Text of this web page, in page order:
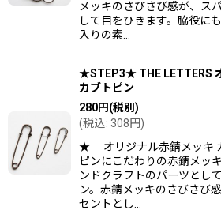
メッキのさびさび感が、ス
して目をひきます。脇役に
入りの素…
★STEP3★ THE LETTERS
カブトピン
280円(税別)
(税込: 308円)
★ オリジナル赤錆メッキ
ピンにこだわりの赤錆メッ
ンドクラフトのパーツとし
ン。赤錆メッキのさびさび
セントとし…